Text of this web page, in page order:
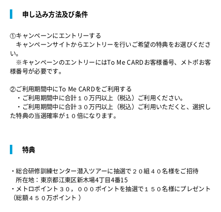
申し込み方法及び条件
①キャンペーンにエントリーする
キャンペーンサイトからエントリーを行いご希望の特典をお選びくださ
い。
※キャンペーンのエントリーにはTo Me CARDお客様番号、メトポお客
様番号が必要です。
②ご利用期間中にTo Me CARDをご利用する
・ご利用期間中に合計１０万円以上（税込）ご利用ください。
・ご利用期間中に合計３０万円以上（税込）ご利用いただくと、選択し
た特典の当選確率が１０倍になります。
特典
・総合研修訓練センター潜入ツアーに抽選で２０組４０名様をご招待
所在地：東京都江東区新木場4丁目4番15
・メトロポイント３０，０００ポイントを抽選で１５０名様にプレゼント
（総額４５０万ポイント ）